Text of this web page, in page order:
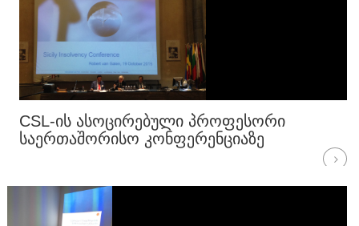
CSL-ᲘᲡ ᲐᲡᲝᲪᲘᲠᲔᲑᲣᲚᲘ ᲞᲠᲝᲤᲔᲡᲝᲠᲘ
ᲡᲐᲔᲠᲗᲐᲨᲝᲠᲘᲡᲝ ᲙᲝᲜᲤᲔᲠᲔᲜᲪᲘᲐᲖᲔ